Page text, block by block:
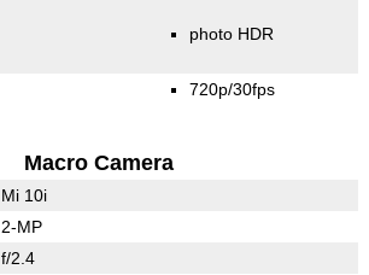
photo HDR
720p/30fps
Macro Camera
Mi 10i
2-MP
f/2.4